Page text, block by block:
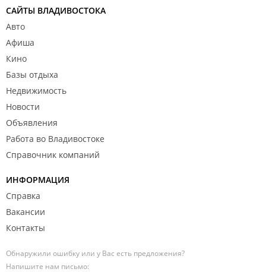
САЙТЫ ВЛАДИВОСТОКА
Авто
Афиша
Кино
Базы отдыха
Недвижимость
Новости
Объявления
Работа во Владивостоке
Справочник компаний
ИНФОРМАЦИЯ
Справка
Вакансии
Контакты
Обнаружили ошибку или у Вас есть предложения?
Напишите нам письмо: